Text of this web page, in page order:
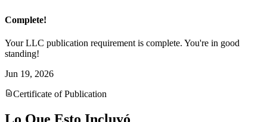
Complete!
Your LLC publication requirement is complete. You're in good
standing!
Jun 19, 2026
Certificate of Publication
Lo Que Esto Incluyó